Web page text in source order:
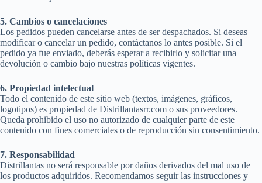
5. Cambios o cancelaciones
Los pedidos pueden cancelarse antes de ser despachados. Si deseas
modificar o cancelar un pedido, contáctanos lo antes posible. Si el
pedido ya fue enviado, deberás esperar a recibirlo y solicitar una
devolución o cambio bajo nuestras políticas vigentes.
6. Propiedad intelectual
Todo el contenido de este sitio web (textos, imágenes, gráficos,
logotipos) es propiedad de Distrillantasrr.com o sus proveedores.
Queda prohibido el uso no autorizado de cualquier parte de este
contenido con fines comerciales o de reproducción sin consentimiento.
7. Responsabilidad
Distrillantas no será responsable por daños derivados del mal uso de
los productos adquiridos. Recomendamos seguir las instrucciones y